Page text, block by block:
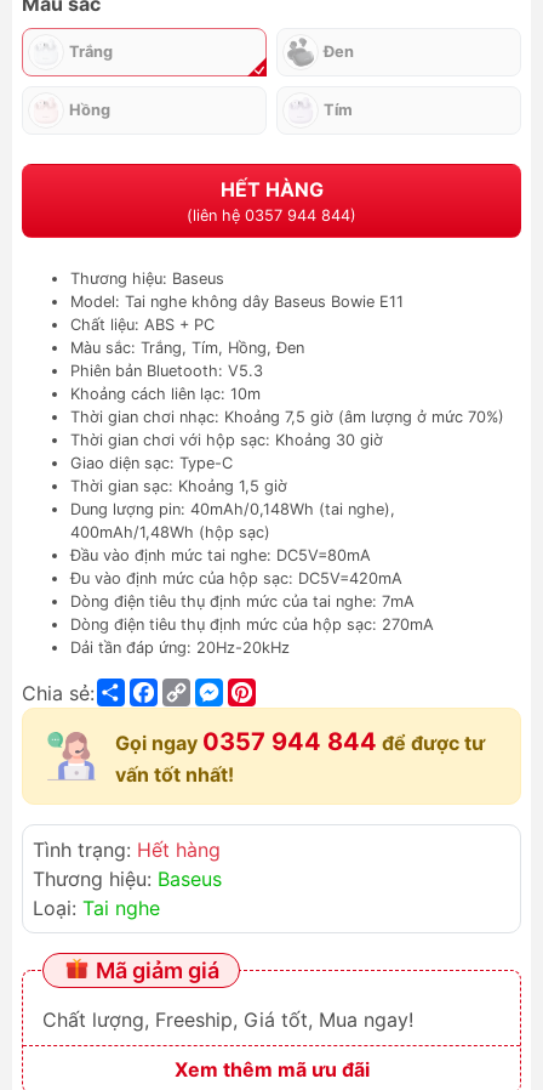
Trắng Đen
Hồng Tím
HẾT HÀNG
(liên hệ 0357 944 844)
Thương hiệu: Baseus
Model: Tai nghe không dây Baseus Bowie E11
Chất liệu: ABS + PC
Màu sắc: Trắng, Tím, Hồng, Đen
Phiên bản Bluetooth: V5.3
Khoảng cách liên lạc: 10m
Thời gian chơi nhạc: Khoảng 7,5 giờ (âm lượng ở mức 70%)
Thời gian chơi với hộp sạc: Khoảng 30 giờ
Giao diện sạc: Type-C
Thời gian sạc: Khoảng 1,5 giờ
Dung lượng pin: 40mAh/0,148Wh (tai nghe),
400mAh/1,48Wh (hộp sạc)
Đầu vào định mức tai nghe: DC5V=80mA
Đu vào định mức của hộp sạc: DC5V=420mA
Dòng điện tiêu thụ định mức của tai nghe: 7mA
Dòng điện tiêu thụ định mức của hộp sạc: 270mA
Dải tần đáp ứng: 20Hz-20kHz
Chia sẻ: ShareFacebook
Copy
Link
Messenger
Gọi ngay 0357 944 844 để được tư
vấn tốt nhất!
Tình trạng: Hết hàng
Thương hiệu: Baseus
Loại: Tai nghe
Mã giảm giá
Chất lượng, Freeship, Giá tốt, Mua ngay!
Xem thêm mã ưu đãi